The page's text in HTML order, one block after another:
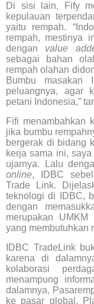
Di sisi lain, Fify
kepulauan
yaitu rempah.
rempah, mestinya
dengan value
sebagai bahan
rempah olahan
Bumbu masakan
peluangnya, agar
petani Indonesia,”
Fifi menambahkan
jika bumbu
bergerak di bidang
kerja sama ini,
ujarnya. Lalu
online, IDBC
Trade Link.
teknologi di IDBC,
dengan
merupakan
yang membutuhkan
IDBC TradeLink
karena di
kolaborasi
menampung
dalamnya,
ke pasar global.